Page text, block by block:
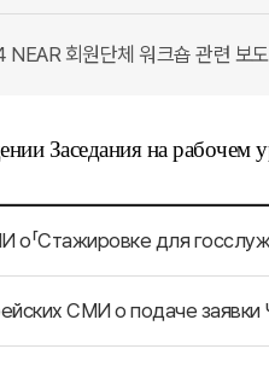
NEAR 회원단체 워크숍 관련 보
Заседания на
о「Стажировке для